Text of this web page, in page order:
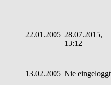
22.01.2005 28.07.2015,
13:12
13.02.2005 Nie eingeloggt